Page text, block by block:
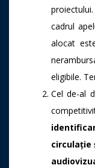
cadrul
alocat
eligibile.
Cel de-al
circulație